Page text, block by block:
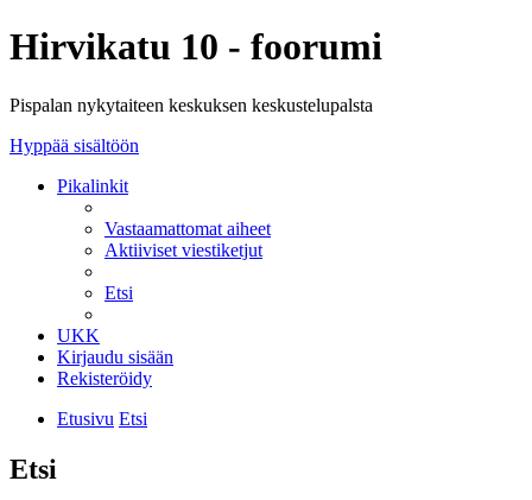
Hirvikatu 10 - foorumi
Pispalan nykytaiteen keskuksen keskustelupalsta
Hyppää sisältöön
Pikalinkit
Vastaamattomat aiheet
Aktiiviset viestiketjut
Etsi
UKK
Kirjaudu sisään
Rekisteröidy
Etusivu Etsi
Etsi